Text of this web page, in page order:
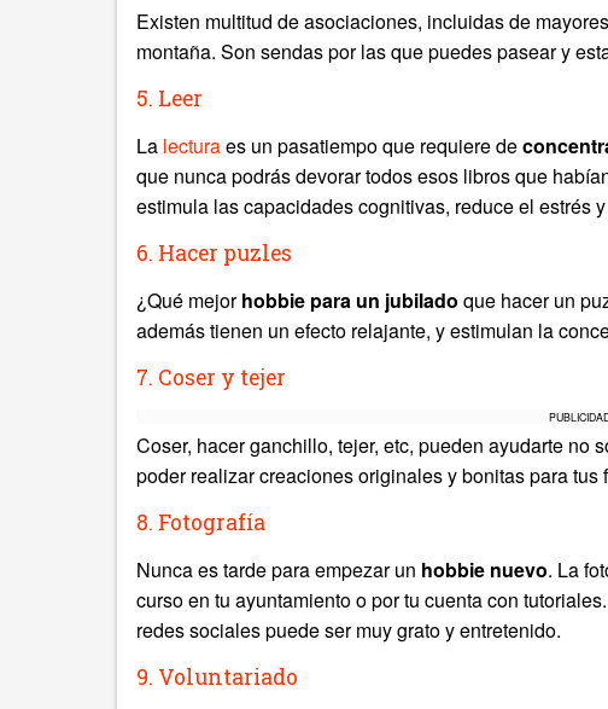
Existen multitud de asociaciones, incluidas de
montaña. Son sendas por las que puedes pasear y
5. Leer
La lecturaes un pasatiempo que requiere de
que nunca podrás devorar todos esos libros que
estimula las capacidades cognitivas, reduce el estrés
6. Hacer puzles
¿Qué mejorhobbie para un jubilado que hacer un
además tienen un efecto relajante, y estimulan la
7. Coser y tejer
Coser, hacer ganchillo, tejer, etc, pueden ayudarte no
poder realizar creaciones originales y bonitas para tus
8. Fotografía
Nunca es tarde para empezar un hobbie nuevo. La
curso en tu ayuntamiento o por tu cuenta con
redes sociales puede ser muy grato y entretenido.
9. Voluntariado